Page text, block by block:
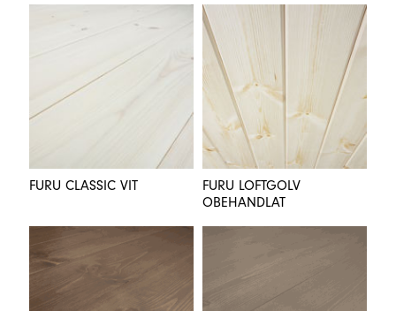
FURU CLASSIC VIT
FURU LOFTGOLV
OBEHANDLAT